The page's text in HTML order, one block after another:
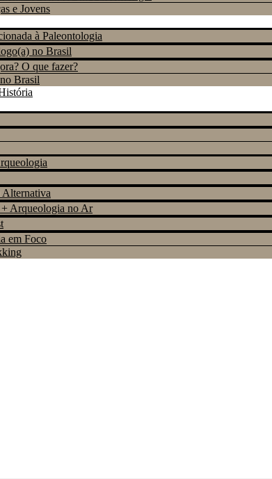
e Jovens
à Paleontologia
no Brasil
O que fazer?
Brasil
+ Arqueologia no Ar
em Foco